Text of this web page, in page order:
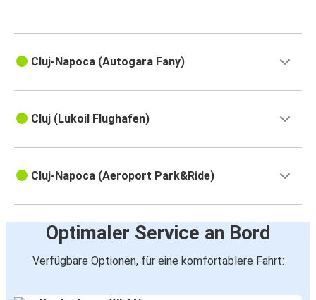
Cluj-Napoca (Autogara Fany)
Cluj (Lukoil Flughafen)
Cluj-Napoca (Aeroport Park&Ride)
Optimaler Service an Bord
Verfügbare Optionen, für eine komfortablere Fahrt: